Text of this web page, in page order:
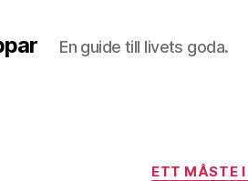
En guide till livets goda.
ETT MÅSTE